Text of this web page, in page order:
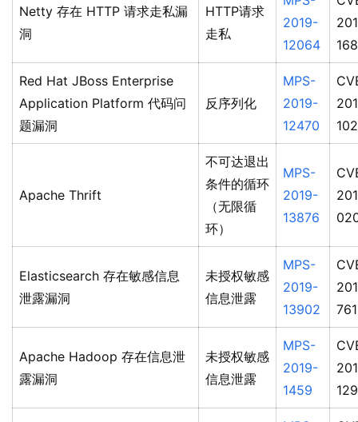
Netty 存在 HTTP 请求走私漏
洞
HTTP请求
走私
2019-
12064
Red Hat JBoss Enterprise
Application Platform 代码问
题漏洞
反序列化
MPS-
2019-
12470
Apache Thrift
不可达退出
条件的循环
（无限循
环）
MPS-
2019-
13876
Elasticsearch 存在敏感信息
泄露漏洞
未授权敏感
信息泄露
MPS-
2019-
13902
Apache Hadoop 存在信息泄
露漏洞
未授权敏感
信息泄露
MPS-
2019-
1459